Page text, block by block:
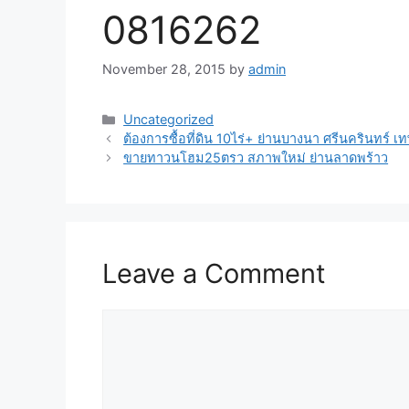
0816262
November 28, 2015 by admin
Uncategorized
ต้องการซื้อที่ดิน 10ไร่+ ย่านบางนา ศรีนครินทร์ เ
ขายทาวนโฮม25ตรว สภาพใหม่ ย่านลาดพร้าว
Leave a Comment